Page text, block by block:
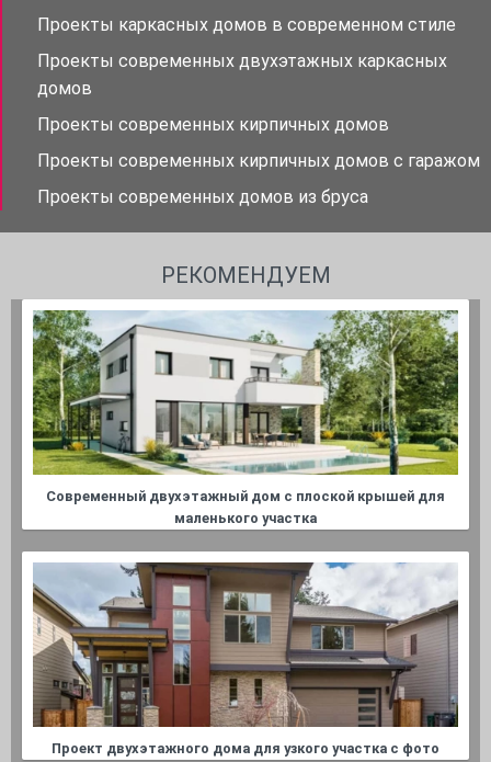
Проекты каркасных домов в современном стиле
Проекты современных двухэтажных каркасных
домов
Проекты современных кирпичных домов
Проекты современных кирпичных домов с гаражом
Проекты современных домов из бруса
РЕКОМЕНДУЕМ
Современный двухэтажный дом с плоской крышей для
маленького участка
Проект двухэтажного дома для узкого участка с фото